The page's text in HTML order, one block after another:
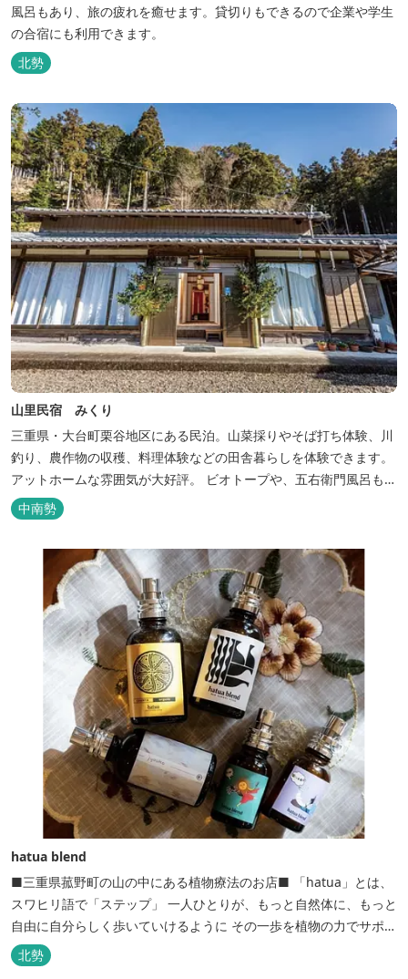
風呂もあり、旅の疲れを癒せます。貸切りもできるので企業や学生
の合宿にも利用できます。
北勢
山里民宿 みくり
三重県・大台町栗谷地区にある民泊。山菜採りやそば打ち体験、川
釣り、農作物の収穫、料理体験などの田舎暮らしを体験できます。
アットホームな雰囲気が大好評。 ビオトープや、五右衛門風呂も楽
しめます。6月はホタル観賞が人気。 夜になると周囲は真っ暗。都
会には無い闇の中を飛び交うヒメホタル・ヘイケボタルを観賞した
り、星空を眺めたり・・・ 初夏の早朝には「アカショウビン」の美
しい声を聞く事ができた...
中南勢
hatua blend
■三重県菰野町の山の中にある植物療法のお店■ 「hatua」とは、
スワヒリ語で「ステップ」 一人ひとりが、もっと自然体に、もっと
自由に自分らしく歩いていけるように その一歩を植物の力でサポー
トしたいという思いから生まれたお店。 黄土スチームよもぎ蒸しや
アロマの調合、季節の養生講座、アロマ講座、腸活講座、ワークシ
北勢